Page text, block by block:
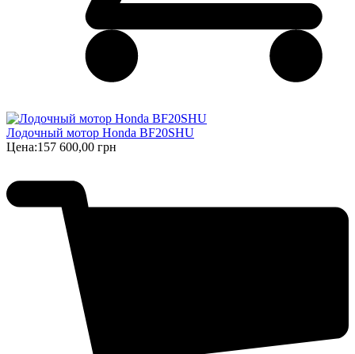
Лодочный мотор Honda BF20SHU
Цена:157 600,00 грн